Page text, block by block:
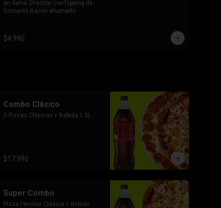
en Salsa Cheddar conTopping de
Crocante Bacon ahumado.
$4.990
Combo Clásico
2 Pizzas Clásicas + Bebida 1.5L
$17.990
Super Combo
Pizza Familiar Clásica + Bebida